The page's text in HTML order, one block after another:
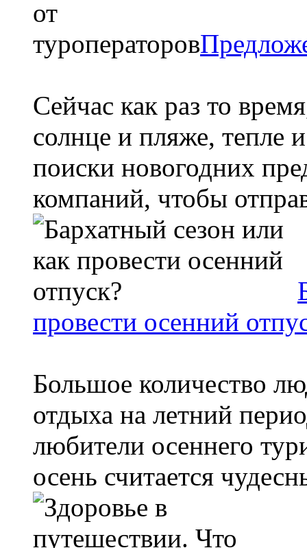
Сейчас как раз то
солнце и пляже, тепле
поиски новогодних
компаний, чтобы
провести осенний
Большое количество
отдыха на летний
любители осеннего
осень считается